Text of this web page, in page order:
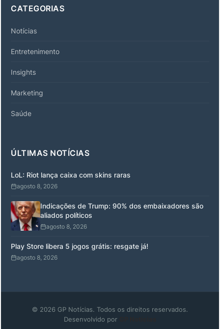
CATEGORIAS
Notícias
Entretenimento
Insights
Marketing
Saúde
ÚLTIMAS NOTÍCIAS
LoL: Riot lança caixa com skins raras
agosto 8, 2026
Indicações de Trump: 90% dos embaixadores são
aliados políticos
agosto 8, 2026
Play Store libera 5 jogos grátis: resgate já!
agosto 8, 2026
© 2026 GP Notícias. Todos os direitos reservados.
Desenvolvido por